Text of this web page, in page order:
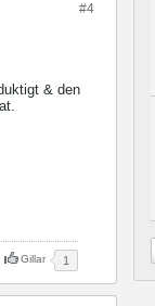
#4
& den
Gillar 1